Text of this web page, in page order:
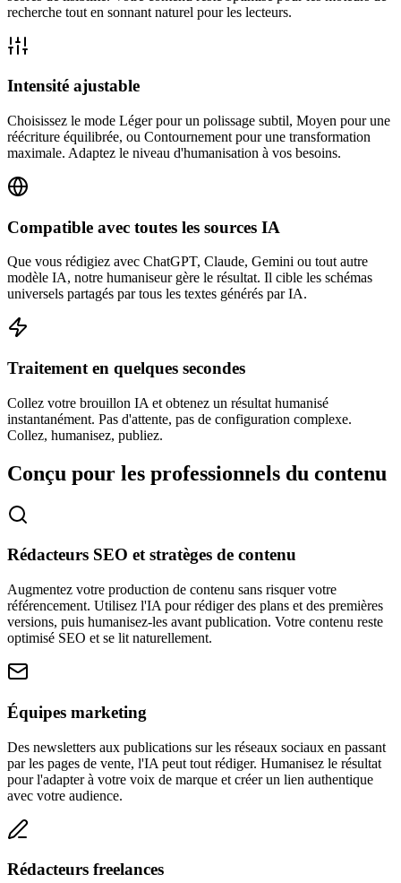
recherche tout en sonnant naturel pour les lecteurs.
Intensité ajustable
Choisissez le mode Léger pour un polissage subtil, Moyen pour une
réécriture équilibrée, ou Contournement pour une transformation
maximale. Adaptez le niveau d'humanisation à vos besoins.
Compatible avec toutes les sources IA
Que vous rédigiez avec ChatGPT, Claude, Gemini ou tout autre
modèle IA, notre humaniseur gère le résultat. Il cible les schémas
universels partagés par tous les textes générés par IA.
Traitement en quelques secondes
Collez votre brouillon IA et obtenez un résultat humanisé
instantanément. Pas d'attente, pas de configuration complexe.
Collez, humanisez, publiez.
Conçu pour les professionnels du contenu
Rédacteurs SEO et stratèges de contenu
Augmentez votre production de contenu sans risquer votre
référencement. Utilisez l'IA pour rédiger des plans et des premières
versions, puis humanisez-les avant publication. Votre contenu reste
optimisé SEO et se lit naturellement.
Équipes marketing
Des newsletters aux publications sur les réseaux sociaux en passant
par les pages de vente, l'IA peut tout rédiger. Humanisez le résultat
pour l'adapter à votre voix de marque et créer un lien authentique
avec votre audience.
Rédacteurs freelances